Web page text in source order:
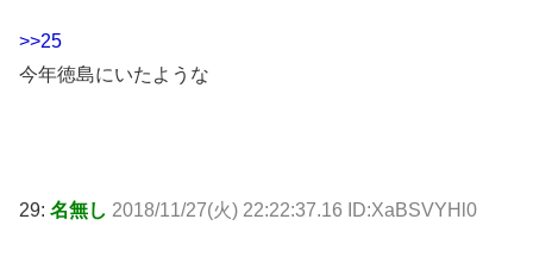
>>25
今年徳島にいたような
29: 名無し 2018/11/27(火) 22:22:37.16 ID:XaBSVYHl0